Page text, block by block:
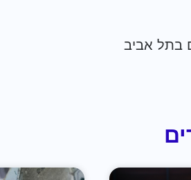
בתל אביב